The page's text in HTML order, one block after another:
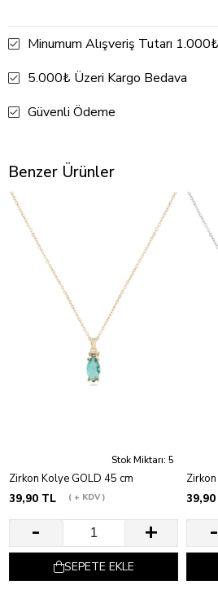
Minumum Alışveriş Tutarı 1.000₺
5.000₺ Üzeri Kargo Bedava
Güvenli Ödeme
Benzer Ürünler
Stok Miktarı: 5
Zirkon Kolye GOLD 45 cm
39,90 TL
+ KDV
SEPETE EKLE